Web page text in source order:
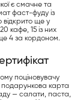
є смачне та
фаст-фуду із
ще у
кафе, 15 із них
4 за кордоном.
поціновувачу
подарункова карта
— салати, паста,